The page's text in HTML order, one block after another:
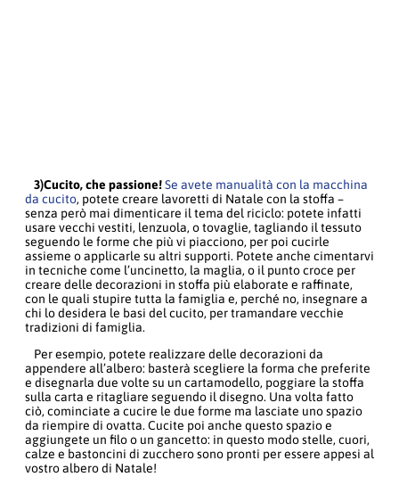
3)Cucito, che passione!Se avete manualità con la macchina
da cucito, potete creare lavoretti di Natale con la stoffa –
senza però mai dimenticare il tema del riciclo: potete infatti
usare vecchi vestiti, lenzuola, o tovaglie, tagliando il tessuto
seguendo le forme che più vi piacciono, per poi cucirle
assieme o applicarle su altri supporti. Potete anche cimentarvi
in tecniche come l’uncinetto, la maglia, o il punto croce per
creare delle decorazioni in stoffa più elaborate e raffinate,
con le quali stupire tutta la famiglia e, perché no, insegnare a
chi lo desidera le basi del cucito, per tramandare vecchie
tradizioni di famiglia.
Per esempio, potete realizzare delle decorazioni da
appendere all’albero: basterà scegliere la forma che preferite
e disegnarla due volte su un cartamodello, poggiare la stoffa
sulla carta e ritagliare seguendo il disegno. Una volta fatto
ciò, cominciate a cucire le due forme ma lasciate uno spazio
da riempire di ovatta. Cucite poi anche questo spazio e
aggiungete un filo o un gancetto: in questo modo stelle, cuori,
calze e bastoncini di zucchero sono pronti per essere appesi al
vostro albero di Natale!